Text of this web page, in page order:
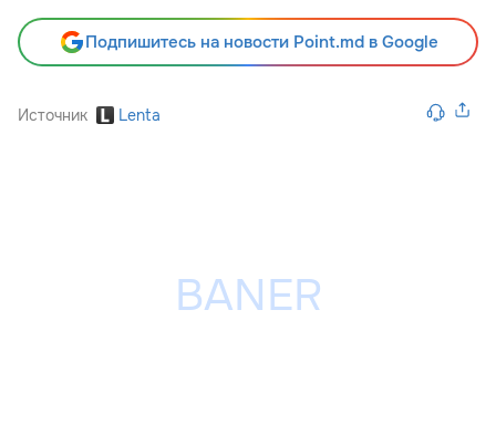
Подпишитесь на новости Point.md в Google
Источник Lenta